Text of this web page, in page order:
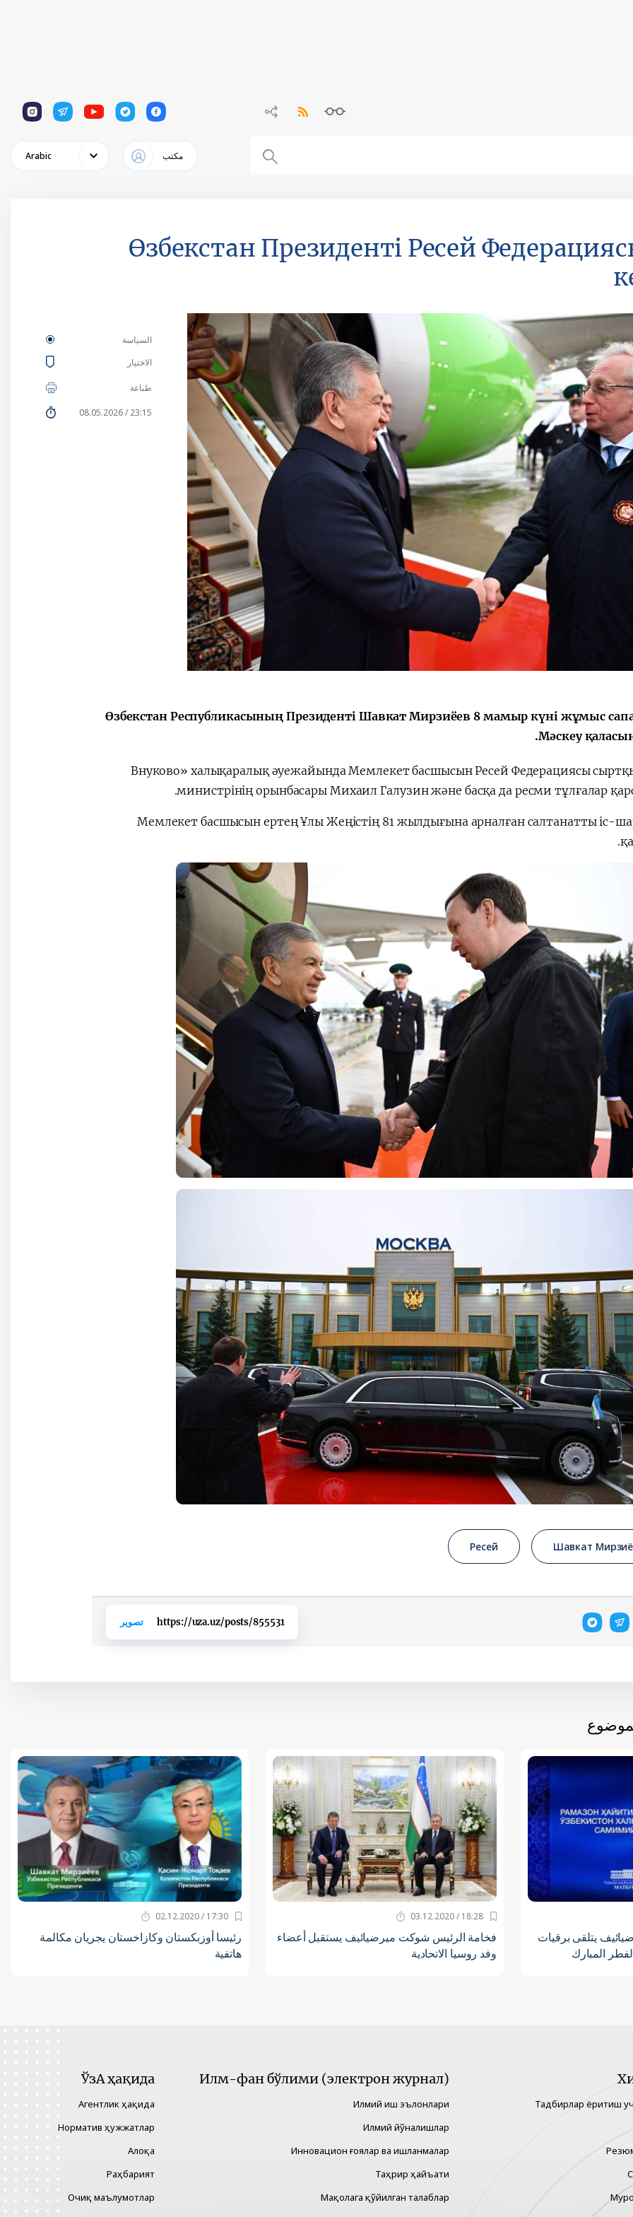
1
1
1
1
1
مكتب Arabic
الإصلاحات الدستورية
Өзбекстан Президенті Ресей
السياسة
الاختيار
طباعة
23:15 / 08.05.2026
Өзбекстан Республикасының Президенті Шавкат Мирзиёев 8 мамыр күні жұмыс
Мәскеу
«Внуково» халықаралық әуежайында Мемлекет басшысын Ресей Федерациясы
министрінің орынбасары Михаил Галузин және басқа да ресми тұлғалар
Мемлекет басшысын ертең Ұлы Жеңістің 81 жылдығына арналған салтанатты іс-
Шавкат
Ресей
https://uza.uz/posts/855531 تصوير
يتلقى برقيات
المبارك
18:28 / 03.12.2020
فخامة الرئيس شوكت ميرضيائيف يستقبل أعضاء
وفد روسيا الاتحادية
17:30 / 02.12.2020
رئيسا أوزبكستان وكازاخستان يجريان مكالمة
هاتفية
Тадбирлар ёритиш
Илм-фан бўлими (электрон журнал)
Илмий иш эълонлари
Илмий йўналишлар
Инновацион ғоялар ва ишланмалар
Таҳрир ҳайъати
Мақолага қўйилган талаблар
ЎзА ҳақида
Агентлик ҳақида
Норматив ҳужжатлар
Алоқа
Раҳбарият
Очиқ маълумотлар